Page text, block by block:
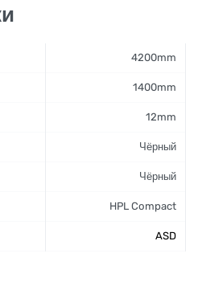
4200mm
1400mm
12mm
Чёрный
Чёрный
HPL Compact
ASD